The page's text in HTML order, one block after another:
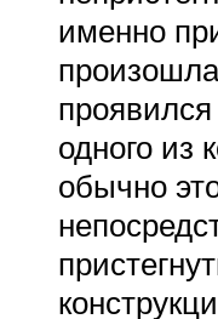
именно
одного из
обычно